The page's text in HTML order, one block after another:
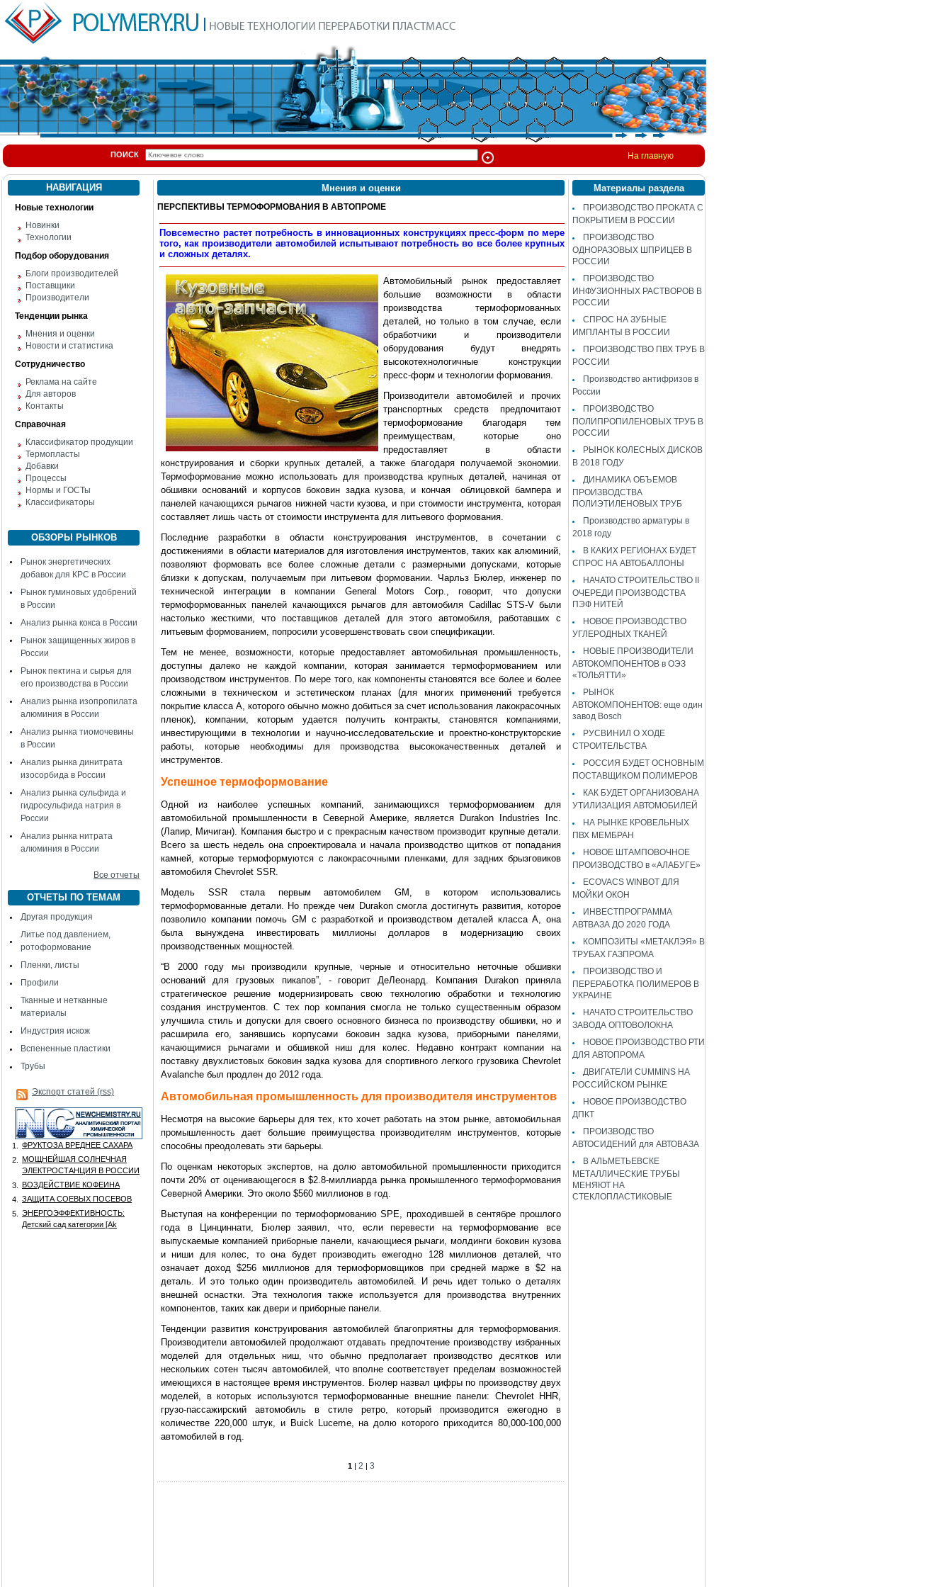
ПОИСК На главную
НАВИГАЦИЯ
Новые технологии
Новинки
Технологии
Подбор оборудования
Блоги производителей
Поставщики
Производители
Тенденции рынка
Мнения и оценки
Новости и статистика
Сотрудничество
Реклама на сайте
Для авторов
Контакты
Справочная
Классификатор продукции
Термопласты
Добавки
Процессы
Нормы и ГОСТы
Классификаторы
ОБЗОРЫ РЫНКОВ
Рынок энергетических
добавок для КРС в России
Рынок гуминовых удобрений
в России
Анализ рынка кокса в России
Рынок защищенных жиров в
России
Рынок пектина и сырья для
его производства в России
Анализ рынка изопропилата
алюминия в России
Анализ рынка тиомочевины
в России
Анализ рынка динитрата
изосорбида в России
Анализ рынка сульфида и
гидросульфида натрия в
России
Анализ рынка нитрата
алюминия в России
Все отчеты
ОТЧЕТЫ ПО ТЕМАМ
Другая продукция
Литье под давлением,
ротоформование
Пленки, листы
Профили
Тканные и нетканные
материалы
Индустрия искож
Вспененные пластики
Трубы
Экспорт статей (rss)
1.
ФРУКТОЗА ВРЕДНЕЕ САХАРА
2.
МОЩНЕЙШАЯ СОЛНЕЧНАЯ
ЭЛЕКТРОСТАНЦИЯ В РОССИИ
3.
ВОЗДЕЙСТВИЕ КОФЕИНА
4.
ЗАЩИТА СОЕВЫХ ПОСЕВОВ
5.
ЭНЕРГОЭФФЕКТИВНОСТЬ:
Детский сад категории [Аk
Мнения и оценки
ПЕРСПЕКТИВЫ ТЕРМОФОРМОВАНИЯ В АВТОПРОМЕ
Повсеместно растет потребность в инновационных конструкциях пресс-форм по мере
того, как производители автомобилей испытывают потребность во все более крупных
и сложных деталях.
Автомобильный рынок предоставляет
большие возможности в области
производства термоформованных
деталей, но только в том случае, если
обработчики и производители
оборудования будут внедрять
высокотехнологичные конструкции
пресс-форм и технологии формования.
Производители автомобилей и прочих
транспортных средств предпочитают
термоформование благодаря тем
преимуществам, которые оно
предоставляет в области
конструирования и сборки крупных деталей, а также благодаря получаемой экономии.
Термоформование можно использовать для производства крупных деталей, начиная от
обшивки оснований и корпусов боковин задка кузова, и кончая облицовкой бампера и
панелей качающихся рычагов нижней части кузова, и при стоимости инструмента, которая
составляет лишь часть от стоимости инструмента для литьевого формования.
Последние разработки в области конструирования инструментов, в сочетании с
достижениями в области материалов для изготовления инструментов, таких как алюминий,
позволяют формовать все более сложные детали с размерными допусками, которые
близки к допускам, получаемым при литьевом формовании. Чарльз Бюлер, инженер по
технической интеграции в компании General Motors Corp., говорит, что допуски
термоформованных панелей качающихся рычагов для автомобиля Cadillac STS-V были
настолько жесткими, что поставщиков деталей для этого автомобиля, работавших с
литьевым формованием, попросили усовершенствовать свои спецификации.
Тем не менее, возможности, которые предоставляет автомобильная промышленность,
доступны далеко не каждой компании, которая занимается термоформованием или
производством инструментов. По мере того, как компоненты становятся все более и более
сложными в техническом и эстетическом планах (для многих применений требуется
покрытие класса A, которого обычно можно добиться за счет использования лакокрасочных
пленок), компании, которым удается получить контракты, становятся компаниями,
инвестирующими в технологии и научно-исследовательские и проектно-конструкторские
работы, которые необходимы для производства высококачественных деталей и
инструментов.
Успешное термоформование
Одной из наиболее успешных компаний, занимающихся термоформованием для
автомобильной промышленности в Северной Америке, является Durakon Industries Inc.
(Лапир, Мичиган). Компания быстро и с прекрасным качеством производит крупные детали.
Всего за шесть недель она спроектировала и начала производство щитков от попадания
камней, которые термоформуются с лакокрасочными пленками, для задних брызговиков
автомобиля Chevrolet SSR.
Модель SSR стала первым автомобилем GM, в котором использовались
термоформованные детали. Но прежде чем Durakon смогла достигнуть развития, которое
позволило компании помочь GM с разработкой и производством деталей класса A, она
была вынуждена инвестировать миллионы долларов в модернизацию своих
производственных мощностей.
“В 2000 году мы производили крупные, черные и относительно неточные обшивки
оснований для грузовых пикапов”, - говорит ДеЛеонард. Компания Durakon приняла
стратегическое решение модернизировать свою технологию обработки и технологию
создания инструментов. С тех пор компания смогла не только существенным образом
улучшила стиль и допуски для своего основного бизнеса по производству обшивки, но и
расширила его, занявшись корпусами боковин задка кузова, приборными панелями,
качающимися рычагами и обшивкой ниш для колес. Недавно контракт компании на
поставку двухлистовых боковин задка кузова для спортивного легкого грузовика Chevrolet
Avalanche был продлен до 2012 года.
Автомобильная промышленность для производителя инструментов
Несмотря на высокие барьеры для тех, кто хочет работать на этом рынке, автомобильная
промышленность дает большие преимущества производителям инструментов, которые
способны преодолевать эти барьеры.
По оценкам некоторых экспертов, на долю автомобильной промышленности приходится
почти 20% от оценивающегося в $2.8-миллиарда рынка промышленного термоформования
Северной Америки. Это около $560 миллионов в год.
Выступая на конференции по термоформованию SPE, проходившей в сентябре прошлого
года в Цинциннати, Бюлер заявил, что, если перевести на термоформование все
выпускаемые компанией приборные панели, качающиеся рычаги, молдинги боковин кузова
и ниши для колес, то она будет производить ежегодно 128 миллионов деталей, что
означает доход $256 миллионов для термоформовщиков при средней марже в $2 на
деталь. И это только один производитель автомобилей. И речь идет только о деталях
внешней оснастки. Эта технология также используется для производства внутренних
компонентов, таких как двери и приборные панели.
Тенденции развития конструирования автомобилей благоприятны для термоформования.
Производители автомобилей продолжают отдавать предпочтение производству избранных
моделей для отдельных ниш, что обычно предполагает производство десятков или
нескольких сотен тысяч автомобилей, что вполне соответствует пределам возможностей
имеющихся в настоящее время инструментов. Бюлер назвал цифры по производству двух
моделей, в которых используются термоформованные внешние панели: Chevrolet HHR,
грузо-пассажирский автомобиль в стиле ретро, который производится ежегодно в
количестве 220,000 штук, и Buick Lucerne, на долю которого приходится 80,000-100,000
автомобилей в год.
1| 2 | 3
Материалы раздела
ПРОИЗВОДСТВО ПРОКАТА С
ПОКРЫТИЕМ В РОССИИ
ПРОИЗВОДСТВО
ОДНОРАЗОВЫХ ШПРИЦЕВ В
РОССИИ
ПРОИЗВОДСТВО
ИНФУЗИОННЫХ РАСТВОРОВ В
РОССИИ
СПРОС НА ЗУБНЫЕ
ИМПЛАНТЫ В РОССИИ
ПРОИЗВОДСТВО ПВХ ТРУБ В
РОССИИ
Производство антифризов в
России
ПРОИЗВОДСТВО
ПОЛИПРОПИЛЕНОВЫХ ТРУБ В
РОССИИ
РЫНОК КОЛЕСНЫХ ДИСКОВ
В 2018 ГОДУ
ДИНАМИКА ОБЪЕМОВ
ПРОИЗВОДСТВА
ПОЛИЭТИЛЕНОВЫХ ТРУБ
Производство арматуры в
2018 году
В КАКИХ РЕГИОНАХ БУДЕТ
СПРОС НА АВТОБАЛЛОНЫ
НАЧАТО СТРОИТЕЛЬСТВО II
ОЧЕРЕДИ ПРОИЗВОДСТВА
ПЭФ НИТЕЙ
НОВОЕ ПРОИЗВОДСТВО
УГЛЕРОДНЫХ ТКАНЕЙ
НОВЫЕ ПРОИЗВОДИТЕЛИ
АВТОКОМПОНЕНТОВ в ОЭЗ
«ТОЛЬЯТТИ»
РЫНОК
АВТОКОМПОНЕНТОВ: еще один
завод Bosch
РУСВИНИЛ О ХОДЕ
СТРОИТЕЛЬСТВА
РОССИЯ БУДЕТ ОСНОВНЫМ
ПОСТАВЩИКОМ ПОЛИМЕРОВ
КАК БУДЕТ ОРГАНИЗОВАНА
УТИЛИЗАЦИЯ АВТОМОБИЛЕЙ
НА РЫНКЕ КРОВЕЛЬНЫХ
ПВХ МЕМБРАН
НОВОЕ ШТАМПОВОЧНОЕ
ПРОИЗВОДСТВО в «АЛАБУГЕ»
ECOVACS WINBOT ДЛЯ
МОЙКИ ОКОН
ИНВЕСТПРОГРАММА
АВТВАЗА ДО 2020 ГОДА
КОМПОЗИТЫ «МЕТАКЛЭЯ» В
ТРУБАХ ГАЗПРОМА
ПРОИЗВОДСТВО И
ПЕРЕРАБОТКА ПОЛИМЕРОВ В
УКРАИНЕ
НАЧАТО СТРОИТЕЛЬСТВО
ЗАВОДА ОПТОВОЛОКНА
НОВОЕ ПРОИЗВОДСТВО РТИ
ДЛЯ АВТОПРОМА
ДВИГАТЕЛИ CUMMINS НА
РОССИЙСКОМ РЫНКЕ
НОВОЕ ПРОИЗВОДСТВО
ДПКТ
ПРОИЗВОДСТВО
АВТОСИДЕНИЙ для АВТОВАЗА
В АЛЬМЕТЬЕВСКЕ
МЕТАЛЛИЧЕСКИЕ ТРУБЫ
МЕНЯЮТ НА
СТЕКЛОПЛАСТИКОВЫЕ